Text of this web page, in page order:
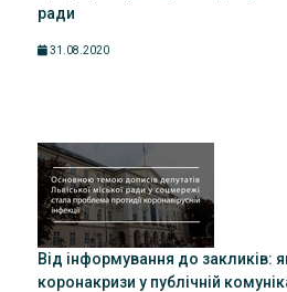
ради
31.08.2020
Від інформування до закликів:
коронакризи у публічній